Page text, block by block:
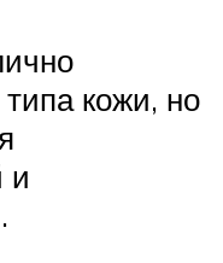
кожи, но
и